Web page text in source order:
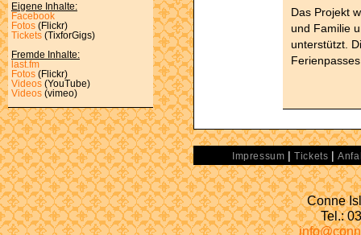
Eigene Inhalte:
Facebook
Fotos (Flickr)
Tickets (TixforGigs)
Fremde Inhalte:
last.fm
Fotos (Flickr)
Videos (YouTube)
Videos (vimeo)
Das Projekt
und Familie
unterstützt.
Impressum |Tickets |
Conne
Tel.: